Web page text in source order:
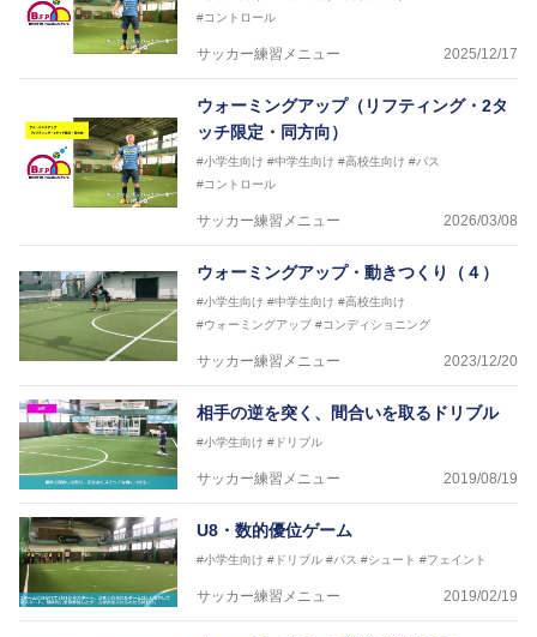
#コントロール
サッカー練習メニュー 2025/12/17
ウォーミングアップ（リフティング・2タ
ッチ限定・同方向）
#小学生向け #中学生向け #高校生向け #パス
#コントロール
サッカー練習メニュー 2026/03/08
ウォーミングアップ・動きつくり（４）
#小学生向け #中学生向け #高校生向け
#ウォーミングアップ #コンディショニング
サッカー練習メニュー 2023/12/20
相手の逆を突く、間合いを取るドリブル
#小学生向け #ドリブル
サッカー練習メニュー 2019/08/19
U8・数的優位ゲーム
#小学生向け #ドリブル #パス #シュート #フェイント
サッカー練習メニュー 2019/02/19